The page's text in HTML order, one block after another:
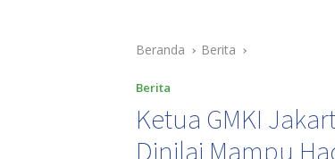
Beranda Berita
Berita
Ketua GMKI
Dinilai Mampu